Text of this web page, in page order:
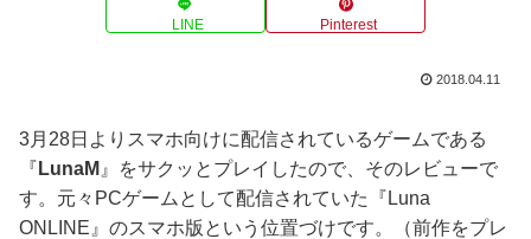
LINE Pinterest
2018.04.11
3月28日よりスマホ向けに配信されているゲームである
『 LunaM 』をサクッとプレイしたので、そのレビューで
す。元々PCゲームとして配信されていた『Luna
ONLINE』のスマホ版という位置づけです。（前作をプレ